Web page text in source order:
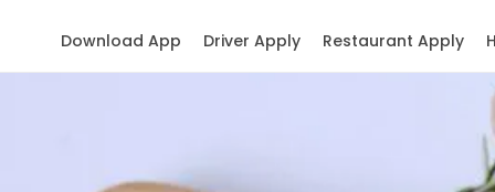
Restaurant Apply
Driver Apply
Download App